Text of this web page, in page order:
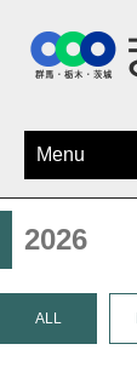
Menu
2026
ALL